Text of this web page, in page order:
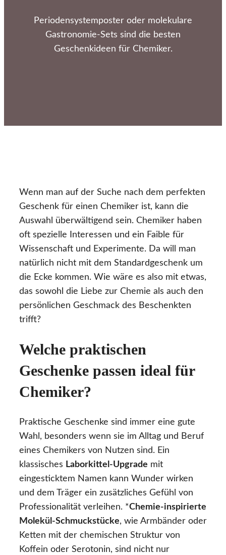
Periodensystemposter oder molekulare
Gastronomie-Sets sind die besten
Geschenkideen für Chemiker.
Wenn man auf der Suche nach dem perfekten
Geschenk für einen Chemiker ist, kann die
Auswahl überwältigend sein. Chemiker haben
oft spezielle Interessen und ein Faible für
Wissenschaft und Experimente. Da will man
natürlich nicht mit dem Standardgeschenk um
die Ecke kommen. Wie wäre es also mit etwas,
das sowohl die Liebe zur Chemie als auch den
persönlichen Geschmack des Beschenkten
trifft?
Welche praktischen
Geschenke passen ideal für
Chemiker?
Praktische Geschenke sind immer eine gute
Wahl, besonders wenn sie im Alltag und Beruf
eines Chemikers von Nutzen sind. Ein
klassisches Laborkittel-Upgrade mit
eingesticktem Namen kann Wunder wirken
und dem Träger ein zusätzliches Gefühl von
Professionalität verleihen. *Chemie-inspirierte
Molekül-Schmuckstücke, wie Armbänder oder
Ketten mit der chemischen Struktur von
Koffein oder Serotonin, sind nicht nur